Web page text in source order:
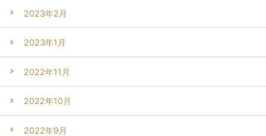
2023年2月
2023年1月
2022年11月
2022年10月
2022年9月